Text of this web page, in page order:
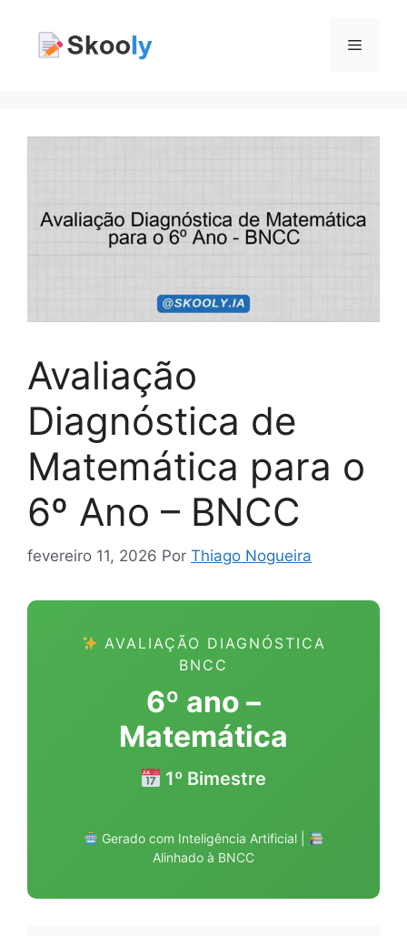
Menu
Avaliação
Diagnóstica de
Matemática para o
6º Ano – BNCC
fevereiro 11, 2026 Por Thiago Nogueira
AVALIAÇÃO DIAGNÓSTICA
BNCC
6º ano –
Matemática
1º Bimestre
Gerado com Inteligência Artificial |
Alinhado à BNCC